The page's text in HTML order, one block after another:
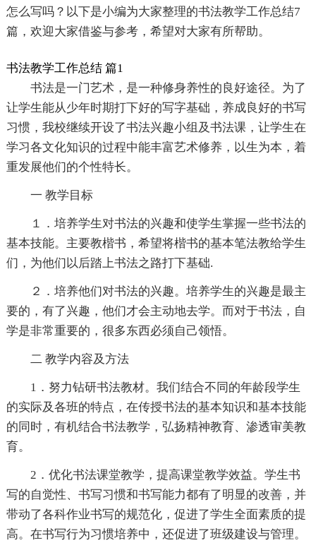
怎么写吗？以下是小编为大家整理的书法教学工作总结7
篇，欢迎大家借鉴与参考，希望对大家有所帮助。
书法教学工作总结 篇1
书法是一门艺术，是一种修身养性的良好途径。为了
让学生能从少年时期打下好的写字基础，养成良好的书写
习惯，我校继续开设了书法兴趣小组及书法课，让学生在
学习各文化知识的过程中能丰富艺术修养，以生为本，着
重发展他们的个性特长。
一 教学目标
１．培养学生对书法的兴趣和使学生掌握一些书法的
基本技能。主要教楷书，希望将楷书的基本笔法教给学生
们，为他们以后踏上书法之路打下基础.
２．培养他们对书法的兴趣。培养学生的兴趣是最主
要的，有了兴趣，他们才会主动地去学。而对于书法，自
学是非常重要的，很多东西必须自己领悟。
二 教学内容及方法
1．努力钻研书法教材。我们结合不同的年龄段学生
的实际及各班的特点，在传授书法的基本知识和基本技能
的同时，有机结合书法教学，弘扬精神教育、渗透审美教
育。
2．优化书法课堂教学，提高课堂教学效益。学生书
写的自觉性、书写习惯和书写能力都有了明显的改善，并
带动了各科作业书写的规范化，促进了学生全面素质的提
高。在书写行为习惯培养中，还促进了班级建设与管理。